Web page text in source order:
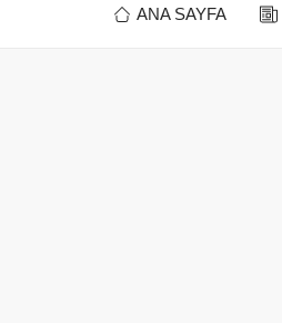
ANA SAYFA